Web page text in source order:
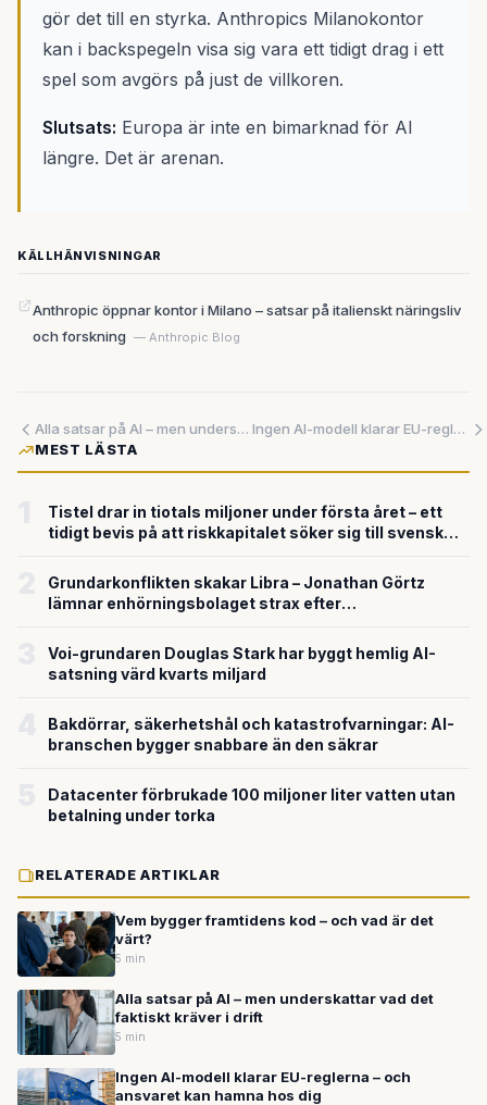
gör det till en styrka. Anthropics Milanokontor
kan i backspegeln visa sig vara ett tidigt drag i ett
spel som avgörs på just de villkoren.
Slutsats: Europa är inte en bimarknad för AI
längre. Det är arenan.
KÄLLHÄNVISNINGAR
Anthropic öppnar kontor i Milano – satsar på italienskt näringsliv
och forskning — Anthropic Blog
Alla satsar på AI – men underskattar vad det faktiskt kräver i drift
Ingen AI-modell klarar EU-reglerna – och ansvaret kan hamna hos dig
MEST LÄSTA
Tistel drar in tiotals miljoner under första året – ett
tidigt bevis på att riskkapitalet söker sig till svensk
Grundarkonflikten skakar Libra – Jonathan Görtz
lämnar enhörningsbolaget strax efter
Voi-grundaren Douglas Stark har byggt hemlig AI-
satsning värd kvarts miljard
Bakdörrar, säkerhetshål och katastrofvarningar: AI-
branschen bygger snabbare än den säkrar
Datacenter förbrukade 100 miljoner liter vatten utan
betalning under torka
RELATERADE ARTIKLAR
Vem bygger framtidens kod – och vad är det
värt?
5 min
Alla satsar på AI – men underskattar vad det
faktiskt kräver i drift
5 min
Ingen AI-modell klarar EU-reglerna – och
ansvaret kan hamna hos dig